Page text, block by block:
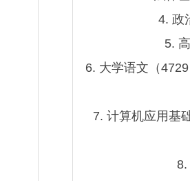
4. 政
5.
6. 大学语文（
7. 计算机应用基
8.